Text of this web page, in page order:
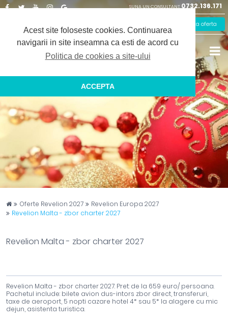
Acest site foloseste cookies. Continuarea
navigarii in site inseamna ca esti de acord cu
Politica de cookies a site-ului
ACCEPTA
Captain Travel
Oferte Revelion 2027
Revelion Europa 2027
Revelion Malta - zbor charter 2027
Revelion Malta - zbor charter 2027
Revelion Malta - zbor charter 2027. Pret: de la 659 euro/ persoana.
Pachetul include: bilete avion dus-intors zbor direct, transferuri,
taxe de aeroport, 5 nopti cazare hotel 4* sau 5* la alagere cu mic
dejun, asistenta turistica.
SUNA UN CONSULTANT 0732.136.171
Plus
Solicita oferta